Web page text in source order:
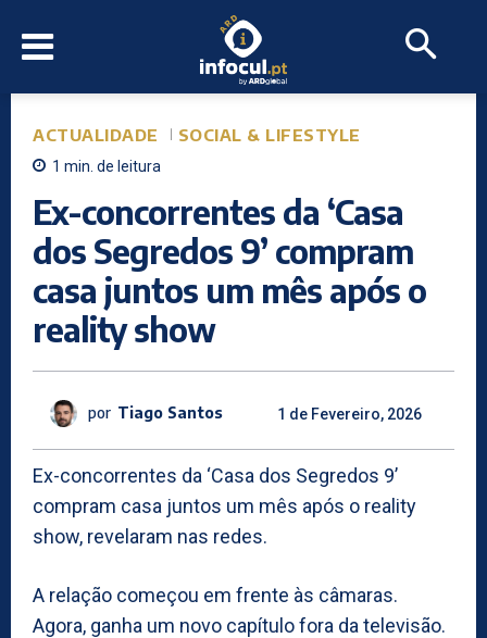
ACTUALIDADE SOCIAL & LIFESTYLE
1 min. de leitura
Ex-concorrentes da ‘Casa
dos Segredos 9’ compram
casa juntos um mês após o
reality show
por Tiago Santos 1 de Fevereiro, 2026
Ex-concorrentes da ‘Casa dos Segredos 9’
compram casa juntos um mês após o reality
show, revelaram nas redes.
A relação começou em frente às câmaras.
Agora, ganha um novo capítulo fora da televisão.